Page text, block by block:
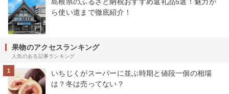
ら使い道まで徹底紹介！
果物のアクセスランキング
人気のある記事ランキング
1
いちじくがスーパーに並ぶ時期と値段一個の相場
は？冬は売ってない？